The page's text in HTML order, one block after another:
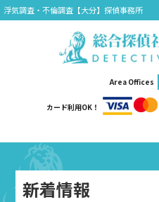
浮気調査・不倫調査【大分】探偵事務所
Area Offices
カード利用OK！
新着情報